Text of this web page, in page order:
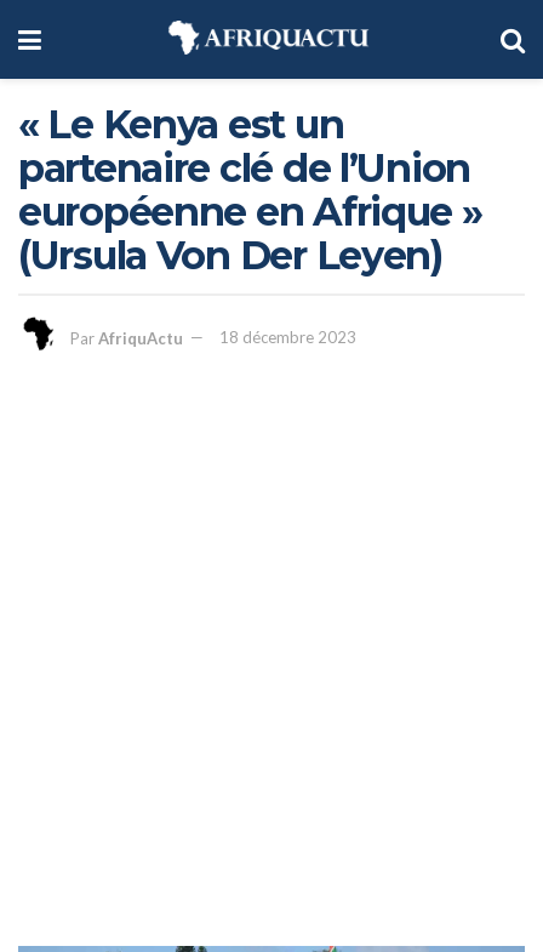
« Le Kenya est un
partenaire clé de l’Union
européenne en Afrique »
(Ursula Von Der Leyen)
ParAfriquActu 18 décembre 2023